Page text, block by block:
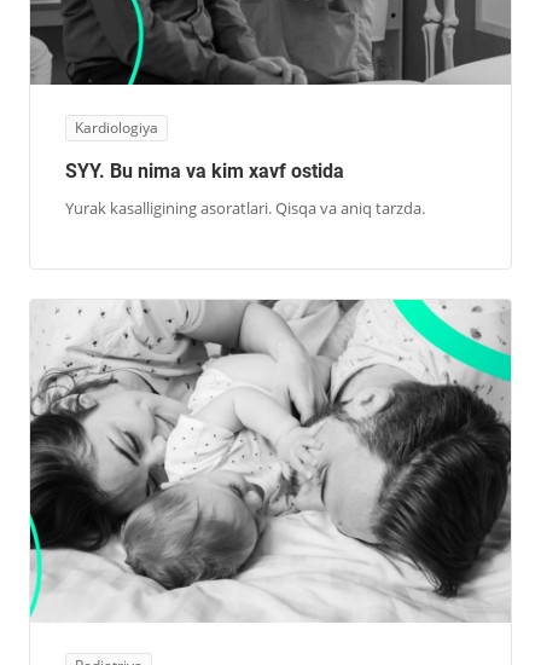
Kardiologiya
Yurak kasalligining asoratlari. Qisqa va aniq tarzda.
SYY. Bu nima va kim xavf ostida